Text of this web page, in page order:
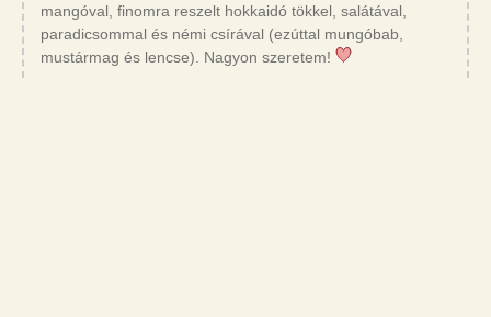
mangóval, finomra reszelt hokkaidó tökkel, salátával,
paradicsommal és némi csírával (ezúttal mungóbab,
mustármag és lencse). Nagyon szeretem!